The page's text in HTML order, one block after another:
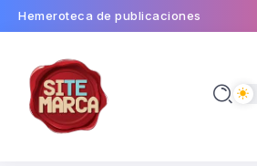
Hemeroteca de publicaciones